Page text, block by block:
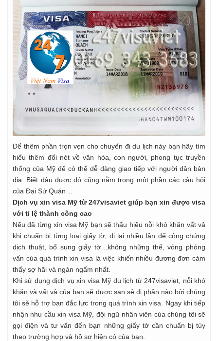
Để thêm phần trọn vẹn cho chuyến đi du lịch này bạn hãy tìm
hiểu thêm đối nét về văn hóa, con người, phong tục truyền
thống của Mỹ để có thể dễ dàng giao tiếp với người dân bản
địa. Biết đâu được đó cũng nằm trong một phần các câu hỏi
của Đại Sứ Quán…
Dịch vụ xin visa Mỹ từ 247visaviet giúp bạn xin được visa
với tỉ lệ thành công cao
Nếu đã từng xin visa Mỹ bạn sẽ thấu hiểu nỗi khó khăn vất vả
khi chuẩn bị từng loại giấy tờ, đi lại nhiều lần để công chứng
dịch thuật, bổ sung giấy tờ…không những thế, vòng phỏng
vấn của quá trình xin visa là việc khiến nhiều đương đơn cảm
thấy sợ hãi và ngán ngẩm nhất.
Khi sử dụng dịch vụ xin visa Mỹ du lịch từ 247visaviet, nỗi khó
khăn và vất vả của bạn sẽ được san sẻ đi phần nào bởi chúng
tôi sẽ hỗ trợ bạn đắc lực trong quá trình xin visa. Ngay khi tiếp
nhận nhu cầu xin visa Mỹ, đội ngũ nhân viên của chúng tôi sẽ
gọi điện và tư vấn đến bạn những giấy tờ cần chuẩn bị tùy
theo trường hợp và hồ sơ hiện có của bạn.